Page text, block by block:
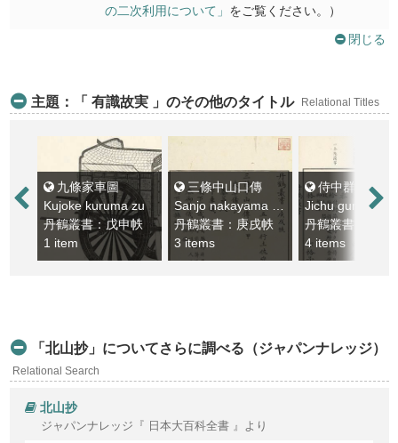
の二次利用について」 をご覧ください。）
閉じる
主題：「 有識故実 」のその他のタイトル Relational Titles
九條家車圖
Kujoke kuruma zu
丹鶴叢書：戊申帙
1 item
三條中山口傳
Sanjo nakayama kuden
丹鶴叢書：庚戌帙
3 items
侍中群要
Jichu gunyo
丹鶴叢書：己酉
4 items
「北山抄」についてさらに調べる（ジャパンナレッジ）
Relational Search
北山抄
ジャパンナレッジ『 日本大百科全書 』より